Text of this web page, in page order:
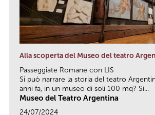
Alla scoperta del Museo del teatro
Passeggiate Romane con LIS
Si può narrare la storia del teatro
anni fa, in un museo di soli 100 mq? Si...
Museo del Teatro Argentina
24/07/2024